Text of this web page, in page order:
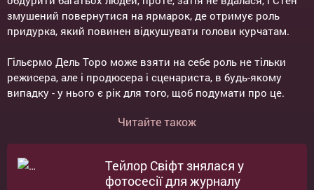
змушений повернутися на ярмарок, де отримує роль
придурка, який повинен відкушувати голови курчатам.
Гільєрмо Дель Торо може взяти на себе роль не тільки
режисера, але і продюсера і сценариста, в будь-якому
випадку - у нього є рік для того, щоб подумати про це.
Читайте також
Тейлор Свіфт знялася у
фотосесії для журналу